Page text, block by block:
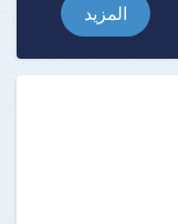
المزيد